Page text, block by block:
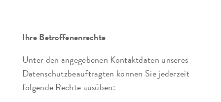
Ihre Betroffenenrechte
Unter den angegebenen Kontaktdaten unseres
Datenschutzbeauftragten können Sie jederzeit
folgende Rechte ausüben: